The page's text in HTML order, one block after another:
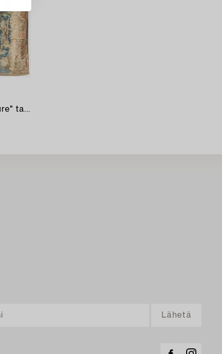
A later 17th century flemish "Verdure" tapestry,